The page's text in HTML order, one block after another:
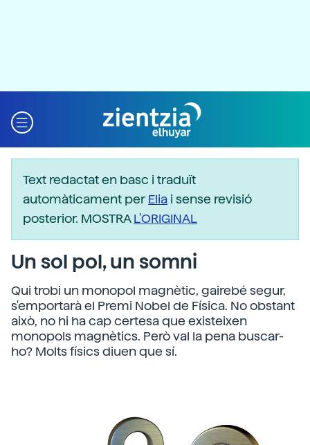
Text redactat en basc i traduït
automàticament perElia i sense revisió
posterior. MOSTRAL’ORIGINAL
Un sol pol, un somni
Qui trobi un monopol magnètic, gairebé segur,
s'emportarà el Premi Nobel de Física. No obstant
això, no hi ha cap certesa que existeixen
monopols magnètics. Però val la pena buscar-
ho? Molts físics diuen que sí.